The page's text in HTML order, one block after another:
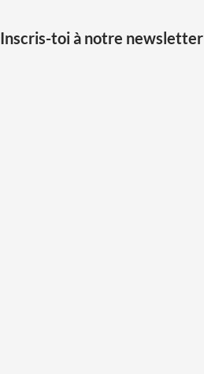
Inscris-toi à notre newsletter